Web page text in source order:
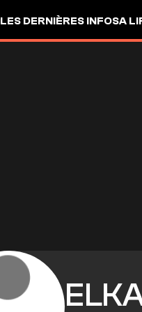
LES DERNIÈRES INFOSA